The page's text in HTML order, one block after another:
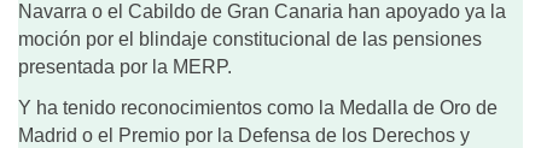
Navarra o el Cabildo de Gran Canaria han apoyado ya la
moción por el blindaje constitucional de las pensiones
presentada por la MERP.
Y ha tenido reconocimientos como la Medalla de Oro de
Madrid o el Premio por la Defensa de los Derechos y